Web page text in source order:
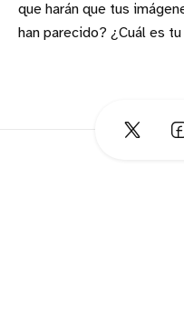
que harán que tus
han parecido? ¿Cuál es